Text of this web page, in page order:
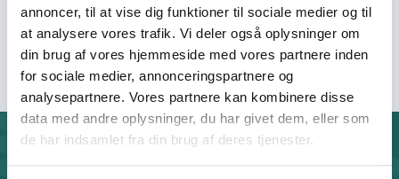
annoncer, til at vise dig funktioner til sociale medier og til
at analysere vores trafik. Vi deler også oplysninger om
din brug af vores hjemmeside med vores partnere inden
for sociale medier, annonceringspartnere og
analysepartnere. Vores partnere kan kombinere disse
data med andre oplysninger, du har givet dem, eller som
de har indsamlet fra din brug af deres tjenester.
Organisation: World Service of Mercy